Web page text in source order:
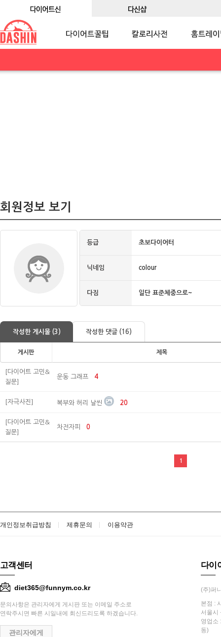
회원정보 보기
등급 초보다이어터
닉네임 colour
다짐 일단 표준체중으로~
작성한 게시물 (3) 작성한 댓글 (16)
게시판 제목
[다이어트 고민&
질문]
운동 그래프 4
[자극사진] 복부와 허리 날씬 20
[다이어트 고민&
질문]
차전자피 0
1
개인정보취급방침 제휴문의 이용약관
고객센터
diet365@funnym.co.kr
문의사항은 관리자에게 게시판 또는 이메일 주소로
연락주시면 빠른 시일내에 회신드리도록 하겠습니다.
관리자에게
다이
(주)퍼
본점 :
서울시
영업소
동)